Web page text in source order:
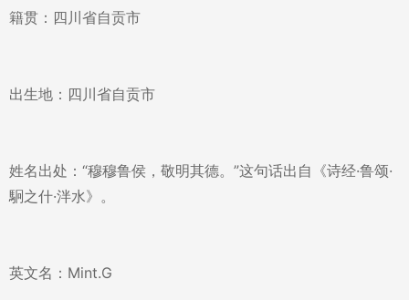
籍贯：四川省自贡市
出生地：四川省自贡市
姓名出处：“穆穆鲁侯，敬明其德。”这句话出自《诗经·鲁颂·
駉之什·泮水》。
英文名：Mint.G